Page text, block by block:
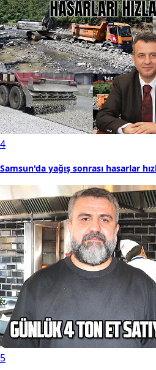
4
Samsun'da yağış sonrası hasarlar
5